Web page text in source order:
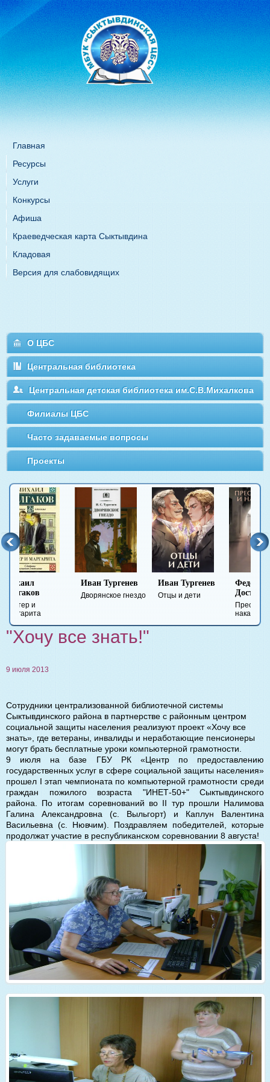
Главная
Ресурсы
Услуги
Конкурсы
Афиша
Краеведческая карта Сыктывдина
Кладовая
Версия для слабовидящих
О ЦБС
Центральная библиотека
Центральная детская библиотека им.С.В.Михалкова
Филиалы ЦБС
Часто задаваемые вопросы
Проекты
Иван Тургенев
Дворянское гнездо
Иван Тургенев
Отцы и дети
Федор
Достоевский
"Хочу все знать!"
9 июля 2013
Сотрудники централизованной библиотечной системы
Сыктывдинского района в партнерстве с районным центром
социальной защиты населения реализуют проект «Хочу все
знать», где ветераны, инвалиды и неработающие пенсионеры
могут брать бесплатные уроки компьютерной грамотности.
9 июля на базе ГБУ РК «Центр по предоставлению
государственных услуг в сфере социальной защиты населения»
прошел I этап чемпионата по компьютерной грамотности среди
граждан пожилого возраста "ИНЕТ-50+" Сыктывдинского
района. По итогам соревнований во II тур прошли Налимова
Галина Александровна (с. Выльгорт) и Каплун Валентина
Васильевна (с. Нювчим). Поздравляем победителей, которые
продолжат участие в республиканском соревновании 8 августа!